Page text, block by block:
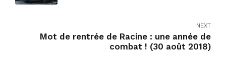
NEXT
Mot de rentrée de Racine : une année de
combat ! (30 août 2018)